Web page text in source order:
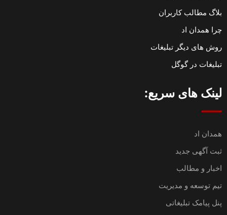
بلاگ مطالب کاربران
چرا همدان اد
روش های دیگر تبلیغات
تبلیغات در گوگل
لینک های سریع:
همدان اد
ثبت آگهی جدید
اخبار و مطالب
تیم توسعه و مدیریت
پنل پیامک تبلیغاتی